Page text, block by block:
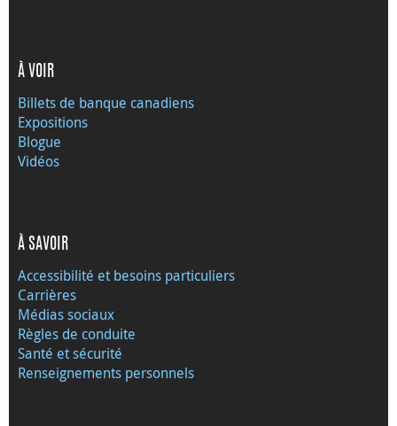
À VOIR
Billets de banque canadiens
Expositions
Blogue
Vidéos
À SAVOIR
Accessibilité et besoins particuliers
Carrières
Médias sociaux
Règles de conduite
Santé et sécurité
Renseignements personnels